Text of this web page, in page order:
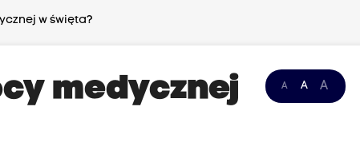
w święta?
A A A
medycznej